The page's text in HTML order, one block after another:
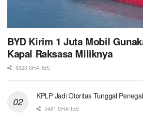
BYD Kirim 1 Juta Mobil
Kapal Raksasa Miliknya
6323 SHARES
KPLP Jadi Otoritas Tunggal
5481 SHARES